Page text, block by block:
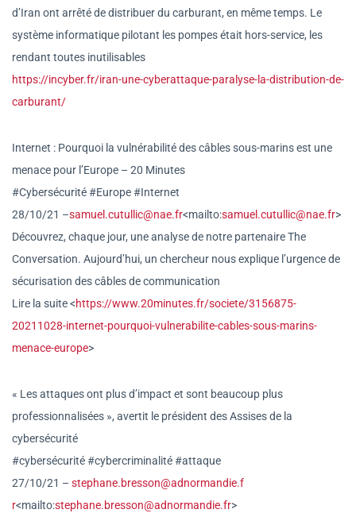
d’Iran ont arrêté de distribuer du carburant, en même temps. Le
système informatique pilotant les pompes était hors-service, les
rendant toutes inutilisables
https://incyber.fr/iran-une-cyberattaque-paralyse-la-distribution-de-
carburant/
Internet : Pourquoi la vulnérabilité des câbles sous-marins est une
menace pour l’Europe – 20 Minutes
#Cybersécurité #Europe #Internet
28/10/21 –samuel.cutullic@nae.fr<mailto:samuel.cutullic@nae.fr>
Découvrez, chaque jour, une analyse de notre partenaire The
Conversation. Aujourd’hui, un chercheur nous explique l’urgence de
sécurisation des câbles de communication
Lire la suite <https://www.20minutes.fr/societe/3156875-
20211028-internet-pourquoi-vulnerabilite-cables-sous-marins-
menace-europe>
« Les attaques ont plus d’impact et sont beaucoup plus
professionnalisées », avertit le président des Assises de la
cybersécurité
#cybersécurité #cybercriminalité #attaque
27/10/21 – stephane.bresson@adnormandie.f
r<mailto:stephane.bresson@adnormandie.fr>